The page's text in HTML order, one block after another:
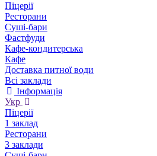
Піцерії
Ресторани
Суші-бари
Фастфуди
Кафе-кондитерська
Кафе
Доставка питної води
Всі заклади
Інформація
Укр
Піцерії
1 заклад
Ресторани
3 заклади